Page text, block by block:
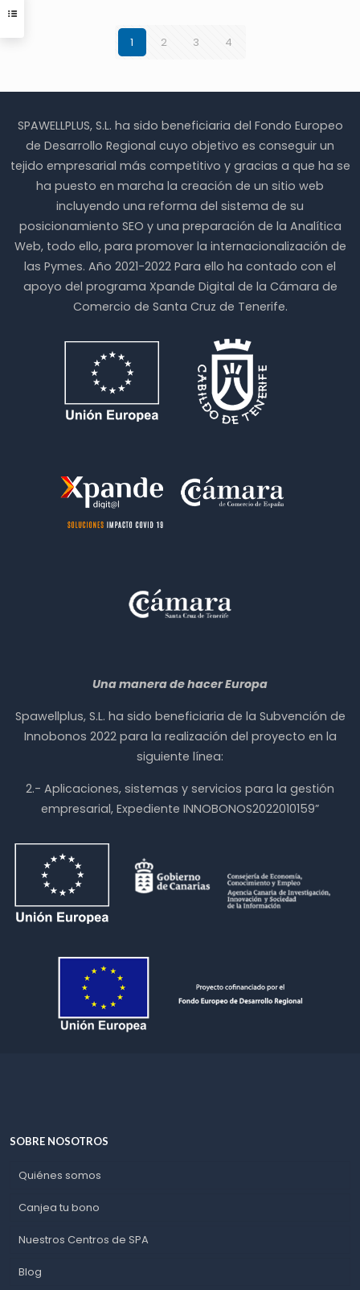
opciones
se
la
producto
se
pueden
la
de
producto
1 2 3 4
SPAWELLPLUS, S.L. ha sido beneficiaria del Fondo Europeo
de Desarrollo Regional cuyo objetivo es conseguir un
tejido empresarial más competitivo y gracias a que ha se
ha puesto en marcha la creación de un sitio web
incluyendo una reforma del sistema de su
posicionamiento SEO y una preparación de la Analítica
Web, todo ello, para promover la internacionalización de
las Pymes. Año 2021-2022 Para ello ha contado con el
apoyo del programa Xpande Digital de la Cámara de
Comercio de Santa Cruz de Tenerife.
Una manera de hacer Europa
Spawellplus, S.L. ha sido beneficiaria de la Subvención de
Innobonos 2022 para la realización del proyecto en la
siguiente línea:
2.- Aplicaciones, sistemas y servicios para la gestión
empresarial, Expediente INNOBONOS2022010159”
SOBRE NOSOTROS
Quiénes somos
Canjea tu bono
Nuestros Centros de SPA
Blog